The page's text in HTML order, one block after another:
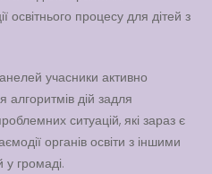
освітнього процесу для дітей з
учасники активно
дій задля
ситуацій, які зараз є
органів освіти з іншими
у громаді.